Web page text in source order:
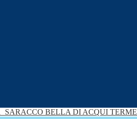
SARACCO BELLA DI ACQUI TERME